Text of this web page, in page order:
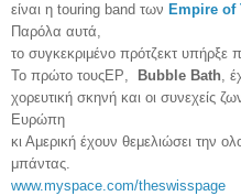
είναι η touring band των Empire of
Παρόλα αυτά,
το συγκεκριμένο πρότζεκτ υπήρξε
Το πρώτο τουςEP Bubble Bath ,
χορευτική σκηνή και οι συνεχείς
Ευρώπη
κι Αμερική έχουν θεμελιώσει την
μπάντας.
www.myspace.com/theswisspage